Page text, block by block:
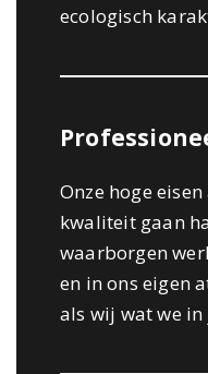
ecologisch
Onze hoge
kwaliteit gaan
waarborgen
en in ons eigen
als wij wat we